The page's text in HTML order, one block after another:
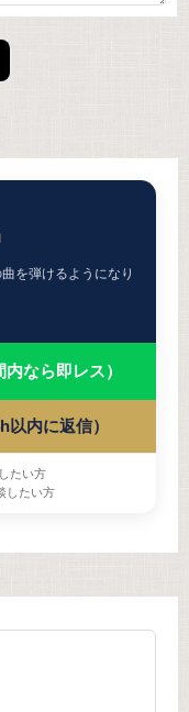
を弾けるようになり
なら即レス）
内に返信）
たい方
したい方